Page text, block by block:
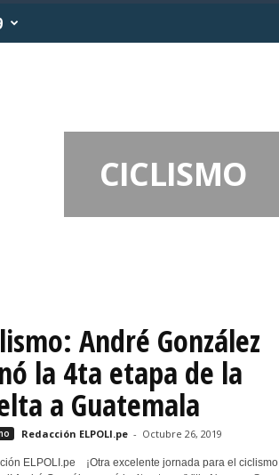
CICLISMO
André González
la 4ta etapa de la
a Guatemala
Redacción ELPOLI.pe - Octubre 26, 2019
ELPOLI.pe ¡Otra excelente jornada para el ciclismo